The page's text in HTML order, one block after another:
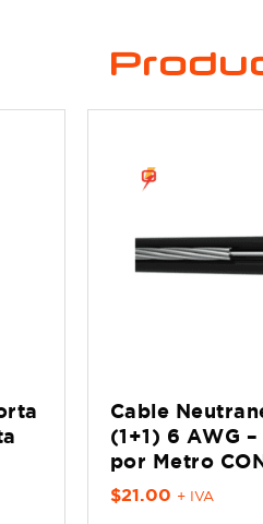
Cable
(1+1) 6 AWG
por Metro
$21.00 + IVA